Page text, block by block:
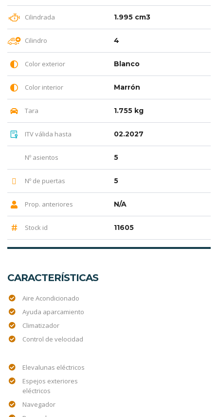
Cilindrada 1.995 cm3
Cilindro 4
Color exterior Blanco
Color interior Marrón
Tara 1.755 kg
ITV válida hasta 02.2027
Nº asientos 5
Nº de puertas 5
Prop. anteriores N/A
Stock id 11605
CARACTERÍSTICAS
Aire Acondicionado
Ayuda aparcamiento
Climatizador
Control de velocidad
Elevalunas eléctricos
Espejos exteriores
eléctricos
Navegador